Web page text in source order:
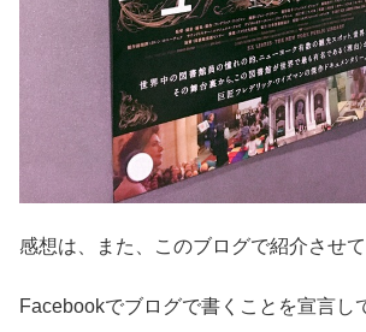
感想は、また、このブログで紹介させて
Facebookでブログで書くことを宣言し